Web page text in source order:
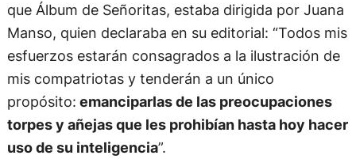
que Álbum de Señoritas, estaba dirigida por Juana
Manso, quien declaraba en su editorial: “Todos mis
esfuerzos estarán consagrados a la ilustración de
mis compatriotas y tenderán a un único
propósito: emanciparlas de las preocupaciones
torpes y añejas que les prohibían hasta hoy hacer
uso de su inteligencia”.